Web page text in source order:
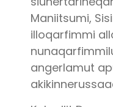
Maniitsumi,
illoqarfimmi
angerlamut